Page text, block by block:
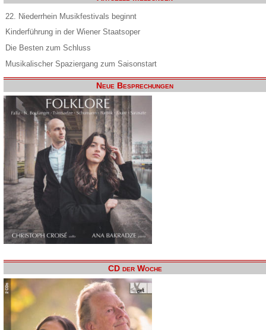
22. Niederrhein Musikfestivals beginnt
Kinderführung in der Wiener Staatsoper
Die Besten zum Schluss
Musikalischer Spaziergang zum Saisonstart
Neue Besprechungen
CD der Woche